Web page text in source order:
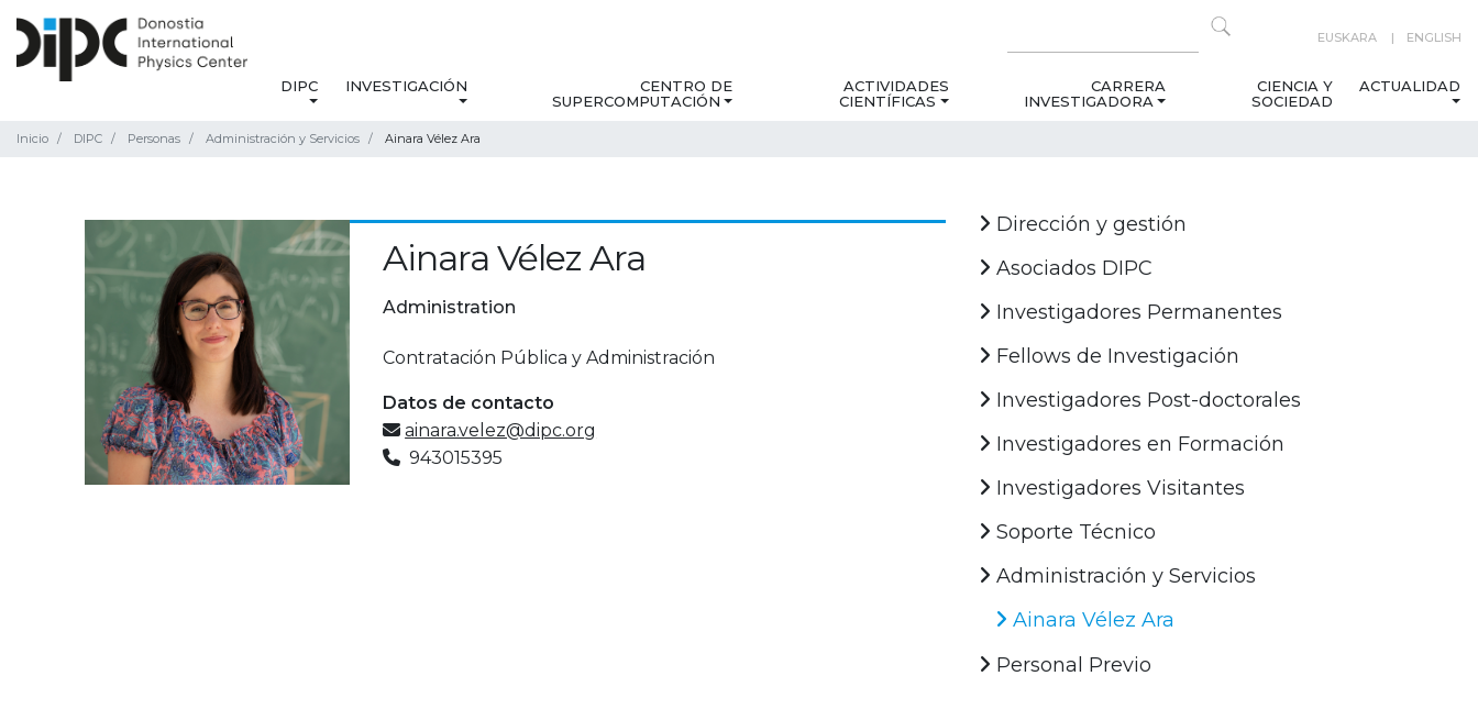
EUSKARA ENGLISH
DIPC INVESTIGACIÓN
CENTRO DE
SUPERCOMPUTACIÓN
ACTIVIDADES
CIENTÍFICAS
CARRERA
INVESTIGADORA
CIENCIA Y
SOCIEDAD
ACTUALIDAD
Inicio DIPC Personas Administración y Servicios Ainara Vélez Ara
Ainara Vélez Ara
Administration
Contratación Pública y Administración
Datos de contacto
ainara.velez@dipc.org
943015395
Dirección y gestión
Asociados DIPC
Investigadores Permanentes
Fellows de Investigación
Investigadores Post-doctorales
Investigadores en Formación
Investigadores Visitantes
Soporte Técnico
Administración y Servicios
Ainara Vélez Ara
Personal Previo